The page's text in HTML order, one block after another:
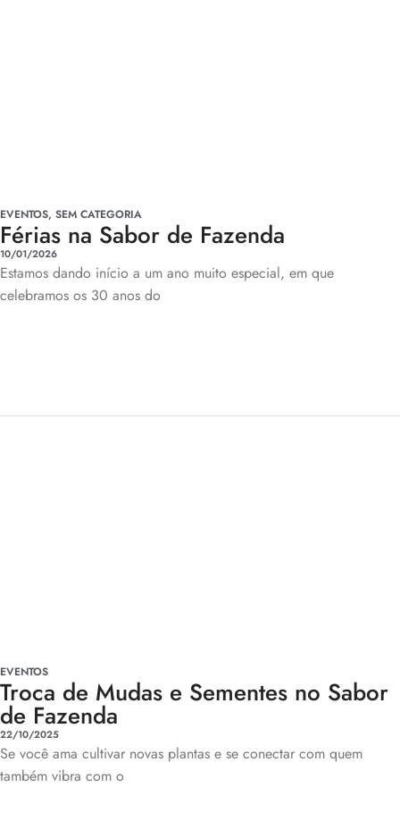
EVENTOS, SEM CATEGORIA
Férias na Sabor de Fazenda
10/01/2026
Estamos dando início a um ano muito especial, em que
celebramos os 30 anos do
EVENTOS
Troca de Mudas e Sementes no Sabor
de Fazenda
22/10/2025
Se você ama cultivar novas plantas e se conectar com quem
também vibra com o